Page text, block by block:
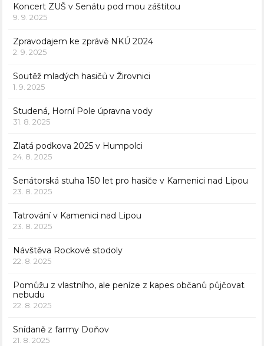
Koncert ZUŠ v Senátu pod mou záštitou
9. 9. 2025
Zpravodajem ke zprávě NKÚ 2024
2. 9. 2025
Soutěž mladých hasičů v Žirovnici
1. 9. 2025
Studená, Horní Pole úpravna vody
31. 8. 2025
Zlatá podkova 2025 v Humpolci
24. 8. 2025
Senátorská stuha 150 let pro hasiče v Kamenici nad Lipou
23. 8. 2025
Tatrování v Kamenici nad Lipou
23. 8. 2025
Návštěva Rockové stodoly
22. 8. 2025
Pomůžu z vlastního, ale peníze z kapes občanů půjčovat
nebudu
22. 8. 2025
Snídaně z farmy Doňov
21. 8. 2025